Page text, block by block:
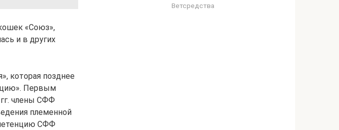
«Союз»,
и в других
которая позднее
Первым
члены СФФ
племенной
СФФ
Ветсредства